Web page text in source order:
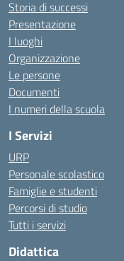
Storia di successi
Presentazione
I luoghi
Organizzazione
Le persone
Documenti
I numeri della scuola
I Servizi
URP
Personale scolastico
Famiglie e studenti
Percorsi di studio
Tutti i servizi
Didattica